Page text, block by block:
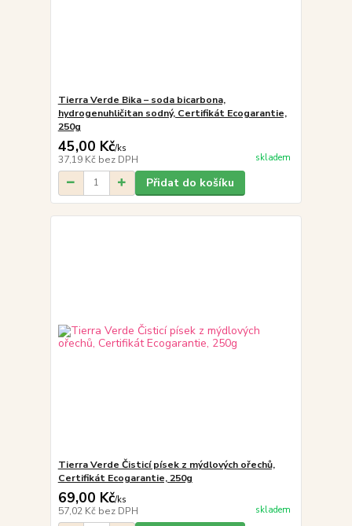
Tierra Verde Bika – soda bicarbona,
hydrogenuhličitan sodný, Certifikát Ecogarantie,
250g
45,00 Kč/ks
37,19 Kč bez DPH skladem
Přidat do košíku
Tierra Verde Čisticí písek z mýdlových ořechů,
Certifikát Ecogarantie, 250g
69,00 Kč/ks
57,02 Kč bez DPH skladem